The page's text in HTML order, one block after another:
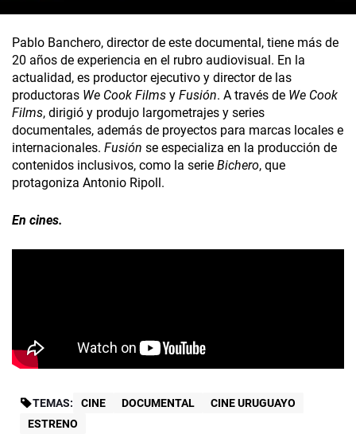
Pablo Banchero, director de este documental, tiene más de
20 años de experiencia en el rubro audiovisual. En la
actualidad, es productor ejecutivo y director de las
productoras We Cook Films y Fusión. A través de We Cook
Films, dirigió y produjo largometrajes y series
documentales, además de proyectos para marcas locales e
internacionales. Fusión se especializa en la producción de
contenidos inclusivos, como la serie Bichero, que
protagoniza Antonio Ripoll.
En cines.
TEMAS: CINE DOCUMENTAL
CINE URUGUAYO
ESTRENO